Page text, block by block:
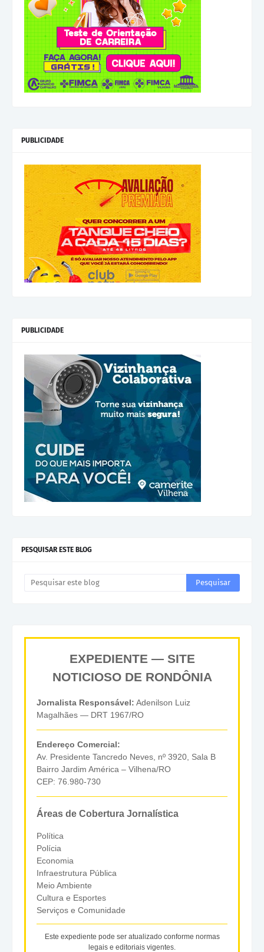
PUBLICIDADE
PUBLICIDADE
PESQUISAR ESTE BLOG
EXPEDIENTE — SITE
NOTICIOSO DE RONDÔNIA
Jornalista Responsável: Adenilson Luiz
Magalhães — DRT 1967/RO
Endereço Comercial:
Av. Presidente Tancredo Neves, nº 3920, Sala B
Bairro Jardim América – Vilhena/RO
CEP: 76.980-730
Áreas de Cobertura Jornalística
Política
Polícia
Economia
Infraestrutura Pública
Meio Ambiente
Cultura e Esportes
Serviços e Comunidade
Este expediente pode ser atualizado conforme normas
legais e editoriais vigentes.